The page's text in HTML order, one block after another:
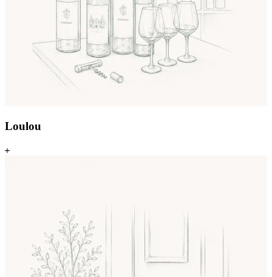
Loulou